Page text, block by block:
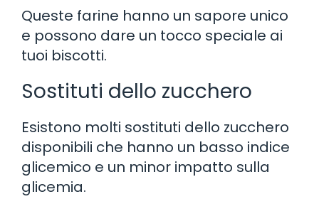
Queste farine hanno un sapore unico
e possono dare un tocco speciale ai
tuoi biscotti.
Sostituti dello zucchero
Esistono molti sostituti dello zucchero
disponibili che hanno un basso indice
glicemico e un minor impatto sulla
glicemia.